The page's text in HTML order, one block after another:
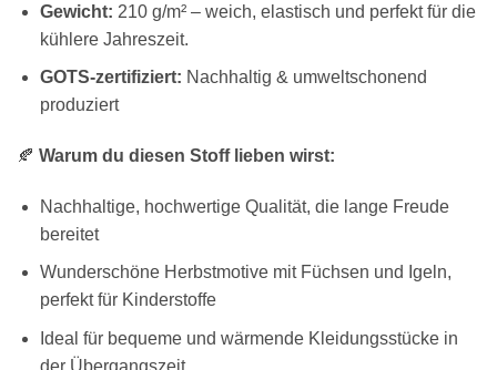
Gewicht: 210 g/m² – weich, elastisch und perfekt für die
kühlere Jahreszeit.
GOTS-zertifiziert: Nachhaltig & umweltschonend
produziert
🍂 Warum du diesen Stoff lieben wirst:
Nachhaltige, hochwertige Qualität, die lange Freude
bereitet
Wunderschöne Herbstmotive mit Füchsen und Igeln,
perfekt für Kinderstoffe
Ideal für bequeme und wärmende Kleidungsstücke in
der Übergangszeit